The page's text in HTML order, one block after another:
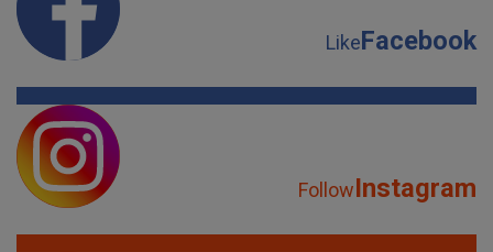
LikeFacebook
FollowInstagram